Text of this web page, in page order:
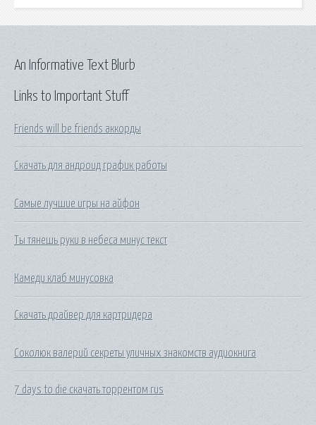
Links to Important Stuff
Friends will be friends аккорды
Скачать для андроид график работы
Самые лучшие игры на айфон
Ты тянешь руки в небеса минус текст
Камеди клаб минусовка
Скачать драйвер для картридера
Соколюк валерий секреты уличных знакомств аудиокнига
7 days to die скачать торрентом rus
An Informative Text Blurb